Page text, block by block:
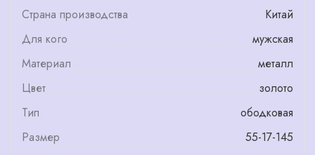
Страна производства
Китай
Для кого
мужская
Материал
металл
Цвет
золото
Тип
ободковая
Размер
55-17-145